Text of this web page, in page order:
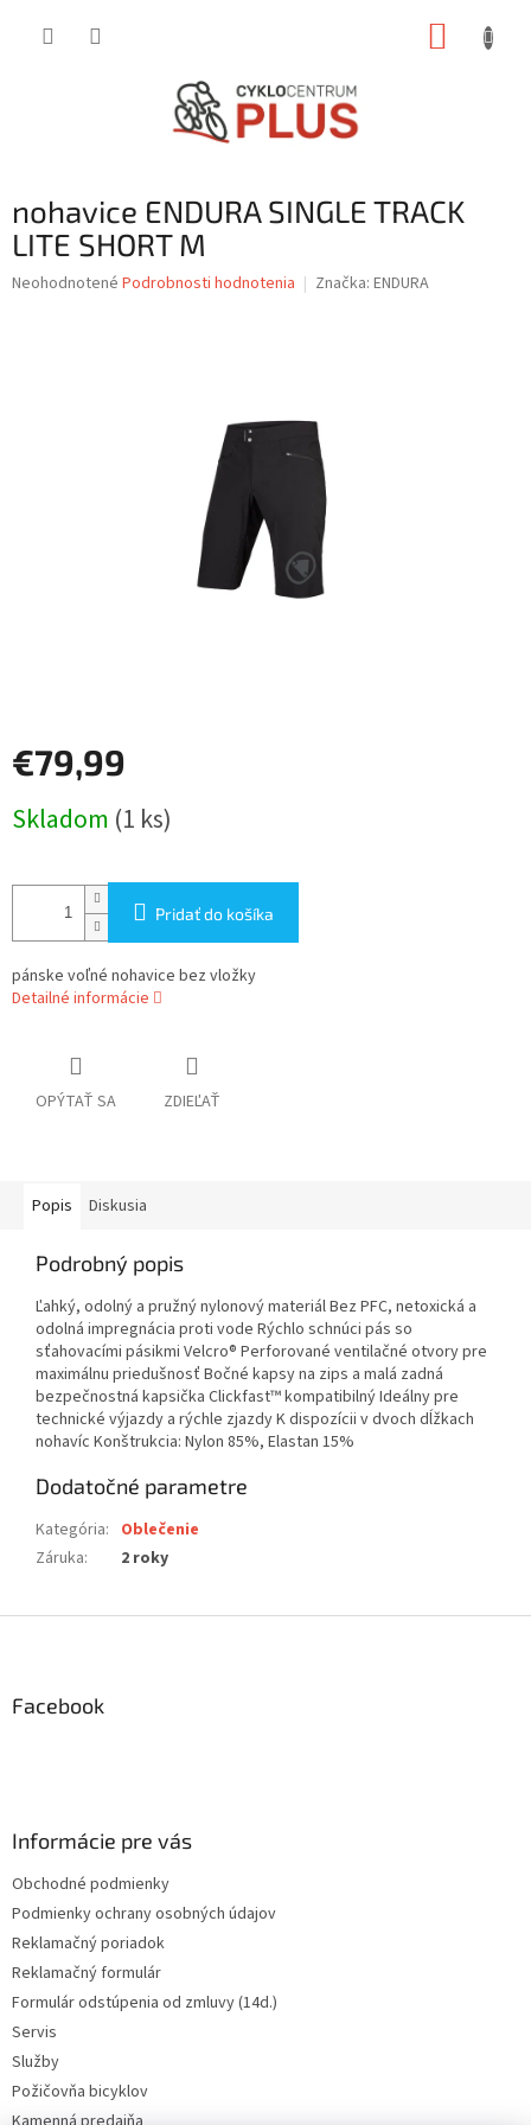
nohavice ENDURA SINGLE TRACK
LITE SHORT M
Priemerné
Neohodnotené Podrobnosti hodnotenia Značka: ENDURA
€79,99
cena:
Skladom (1 ks)
Pridať do košíka
pánske voľné nohavice bez vložky
Detailné informácie
OPÝTAŤ SA ZDIEĽAŤ
Popis Diskusia
Podrobný popis
Ľahký, odolný a pružný nylonový materiál Bez PFC, netoxická a
odolná impregnácia proti vode Rýchlo schnúci pás so
sťahovacími pásikmi Velcro® Perforované ventilačné otvory pre
maximálnu priedušnosť Bočné kapsy na zips a malá zadná
bezpečnostná kapsička Clickfast™ kompatibilný Ideálny pre
technické výjazdy a rýchle zjazdy K dispozícii v dvoch dĺžkach
nohavíc Konštrukcia: Nylon 85%, Elastan 15%
Dodatočné parametre
Kategória: Oblečenie
Záruka: 2 roky
Facebook
Informácie pre vás
Obchodné podmienky
Podmienky ochrany osobných údajov
Reklamačný poriadok
Reklamačný formulár
Formulár odstúpenia od zmluvy (14d.)
Servis
Služby
Požičovňa bicyklov